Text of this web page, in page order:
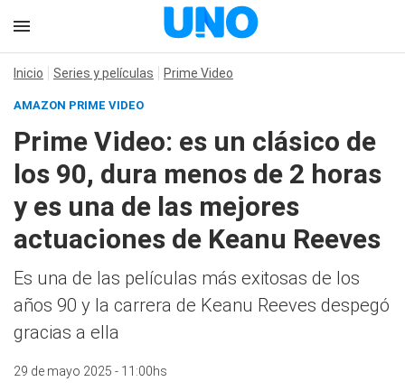
Inicio Series y películas Prime Video
AMAZON PRIME VIDEO
Prime Video: es un clásico de
los 90, dura menos de 2 horas
y es una de las mejores
actuaciones de Keanu Reeves
Es una de las películas más exitosas de los
años 90 y la carrera de Keanu Reeves despegó
gracias a ella
29 de mayo 2025 - 11:00hs